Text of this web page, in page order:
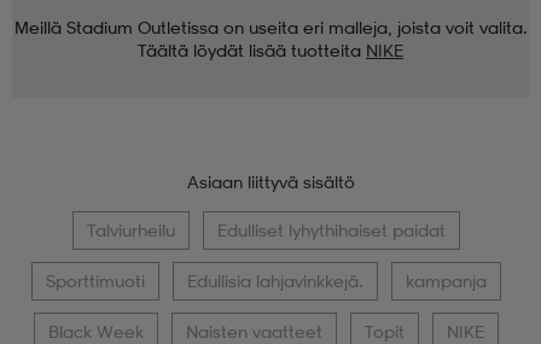
Meillä Stadium Outletissa on useita eri malleja, joista voit valita.
Täältä löydät lisää tuotteita NIKE
Asiaan liittyvä sisältö
Talviurheilu Edulliset lyhythihaiset paidat
Sporttimuoti Edullisia lahjavinkkejä. kampanja
Black Week Naisten vaatteet Topit NIKE